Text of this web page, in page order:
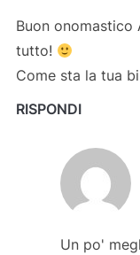
Buon onomastico
tutto!
Come sta la tua
RISPONDI
Un po'